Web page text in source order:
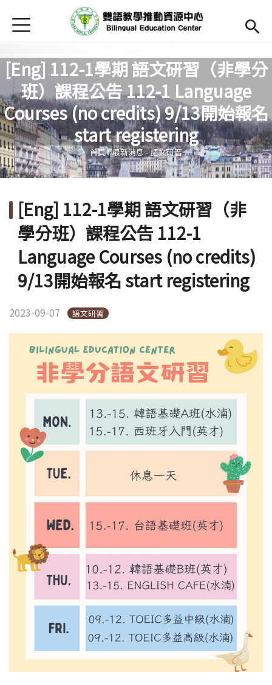
首頁
Open submenu (關於中心)
關於中心
最新消息
Open submenu (教師專區)
教師專區
Open submenu (學生專區)
學生專區
Open submenu (語文研習與活動)
語文研習與活動
English(link is external)
Jump to Navigation
Jump to Main content
[Eng] 112-1學期 語文研習（非學分
班）課程公告 112-1 Language
Courses (no credits) 9/13開始報名
start registering
您在這裡
首頁-最新消息-語文研習
[Eng] 112-1學期 語文研習（非
學分班）課程公告 112-1
Language Courses (no credits)
9/13開始報名 start registering
2023-09-07 語文研習